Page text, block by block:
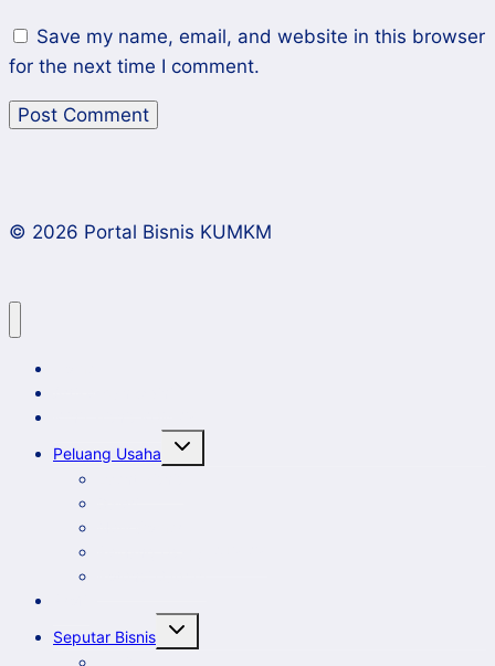
Save my name, email, and website in this browser
for the next time I comment.
© 2026 Portal Bisnis KUMKM
Peluang Usaha
Toggle
Seputar Bisnis
Toggle